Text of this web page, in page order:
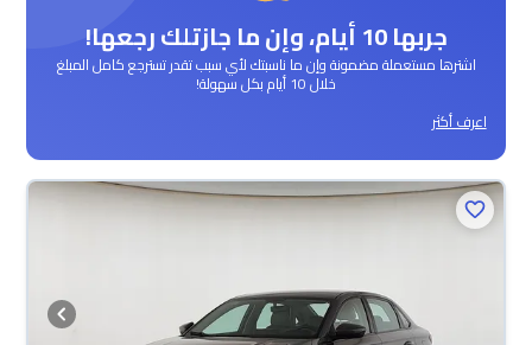
جربها 10 أيام، وإن ما جازتلك رجعها!
اشترها مستعملة مضمونة وإن ما ناسبتك لأي سبب تقدر تسترجع كامل المبلغ
خلال 10 أيام بكل سهولة!
اعرف أكثر
محجوزة